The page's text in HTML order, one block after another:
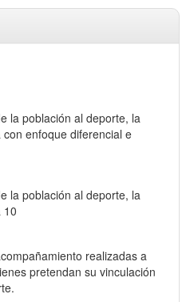
la población al deporte, la
enfoque diferencial e
la población al deporte, la
10
realizadas a
pretendan su vinculación